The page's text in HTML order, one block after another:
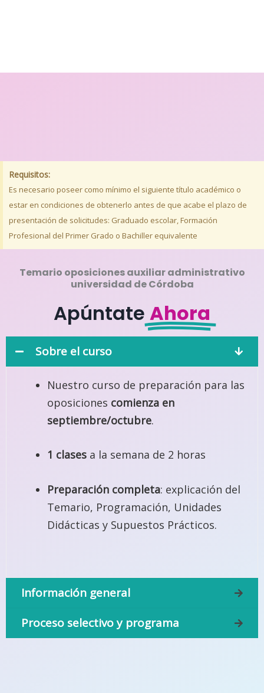
Requisitos:
Es necesario poseer como mínimo el siguiente título académico o
estar en condiciones de obtenerlo antes de que acabe el plazo de
presentación de solicitudes: Graduado escolar, Formación
Profesional del Primer Grado o Bachiller equivalente
Temario oposiciones auxiliar administrativo
universidad de Córdoba
Apúntate Ahora
Sobre el curso
Nuestro curso de preparación para las
oposiciones comienza en
septiembre/octubre.
1 clases a la semana de 2 horas
Preparación completa: explicación del
Temario, Programación, Unidades
Didácticas y Supuestos Prácticos.
Información general
Proceso selectivo y programa